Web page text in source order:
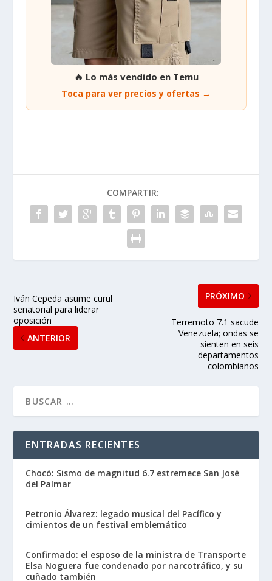
🔥 Lo más vendido en Temu
Toca para ver precios y ofertas →
COMPARTIR:
Iván Cepeda asume curul
senatorial para liderar
oposición
ANTERIOR
PRÓXIMO
Terremoto 7.1 sacude
Venezuela; ondas se
sienten en seis
departamentos
colombianos
ENTRADAS RECIENTES
Chocó: Sismo de magnitud 6.7 estremece San José
del Palmar
Petronio Álvarez: legado musical del Pacífico y
cimientos de un festival emblemático
Confirmado: el esposo de la ministra de Transporte
Elsa Noguera fue condenado por narcotráfico, y su
cuñado también